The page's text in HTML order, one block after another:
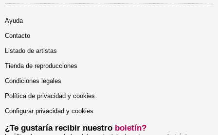
Ayuda
Contacto
Listado de artistas
Tienda de reproducciones
Condiciones legales
Política de privacidad y cookies
Configurar privacidad y cookies
¿Te gustaría recibir nuestro boletín?